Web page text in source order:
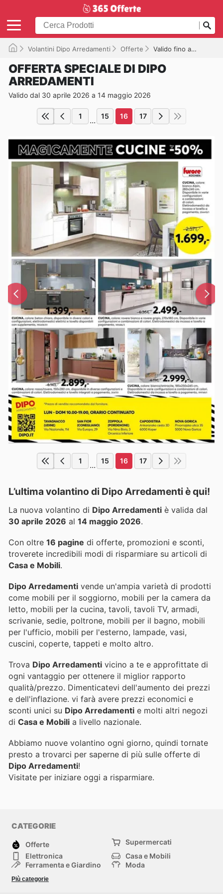
Volantini Dipo Arredamenti Offerte Valido fino a 14/05/2026
OFFERTA SPECIALE DI DIPO
ARREDAMENTI
Valido dal 30 aprile 2026 a 14 maggio 2026
1 ... 15 16 17
1 ... 15 16 17
L’ultima volantino di Dipo Arredamenti è qui!
La nuova volantino di Dipo Arredamenti è valida dal
30 aprile 2026 al 14 maggio 2026.
Con oltre 16 pagine di offerte, promozioni e sconti,
troverete incredibili modi di risparmiare su articoli di
Casa e Mobili.
Dipo Arredamenti vende un'ampia varietà di prodotti
come mobili per il soggiorno, mobili per la camera da
letto, mobili per la cucina, tavoli, tavoli TV, armadi,
scrivanie, sedie, poltrone, mobili per il bagno, mobili
per l'ufficio, mobili per l'esterno, lampade, vasi,
cuscini, coperte, tappeti e molto altro.
Trova Dipo Arredamenti vicino a te e approfittate di
ogni vantaggio per ottenere il miglior rapporto
qualità/prezzo. Dimenticatevi dell'aumento dei prezzi
e dell'inflazione. vi farà avere prezzi economici e
sconti unici su Dipo Arredamenti e molti altri negozi
di Casa e Mobili a livello nazionale.
Abbiamo nuove volantino ogni giorno, quindi tornate
presto a trovarci per saperne di più sulle offerte di
Dipo Arredamenti!
Visitate per iniziare oggi a risparmiare.
CATEGORIE
Offerte
Supermercati
Elettronica
Casa e Mobili
Ferramenta e Giardino
Moda
Bambini e Neonati
Più categorie